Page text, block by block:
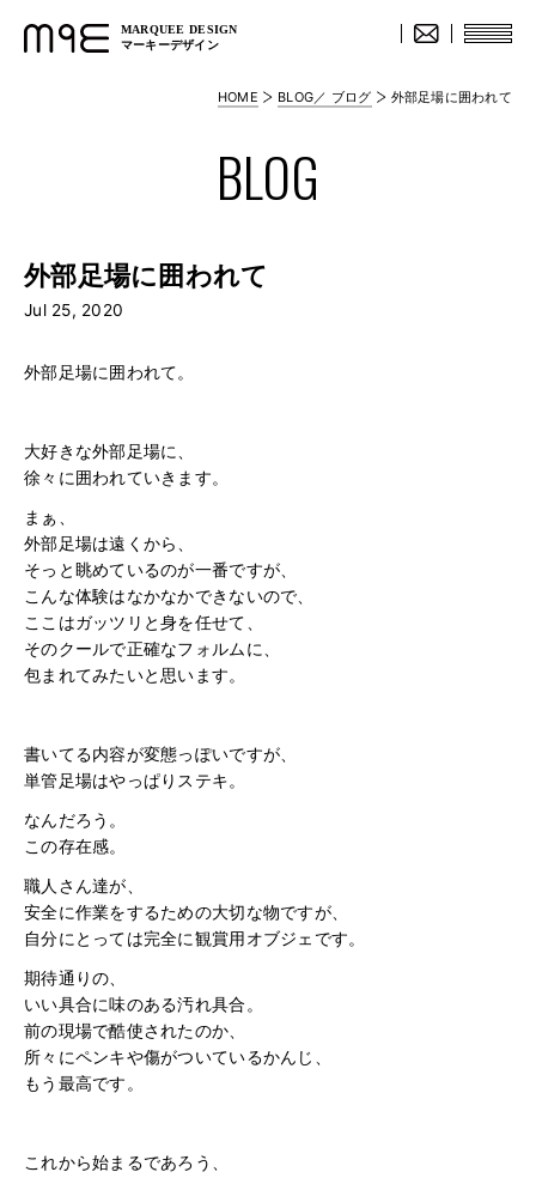
MARQUEE DESIGN
マーキーデザイン
HOME BLOG／ ブログ 外部足場に囲われて
BLOG
外部足場に囲われて
Jul 25, 2020
外部足場に囲われて。
大好きな外部足場に、
徐々に囲われていきます。
まぁ、
外部足場は遠くから、
そっと眺めているのが一番ですが、
こんな体験はなかなかできないので、
ここはガッツリと身を任せて、
そのクールで正確なフォルムに、
包まれてみたいと思います。
書いてる内容が変態っぽいですが、
単管足場はやっぱりステキ。
なんだろう。
この存在感。
職人さん達が、
安全に作業をするための大切な物ですが、
自分にとっては完全に観賞用オブジェです。
期待通りの、
いい具合に味のある汚れ具合。
前の現場で酷使されたのか、
所々にペンキや傷がついているかんじ、
もう最高です。
これから始まるであろう、